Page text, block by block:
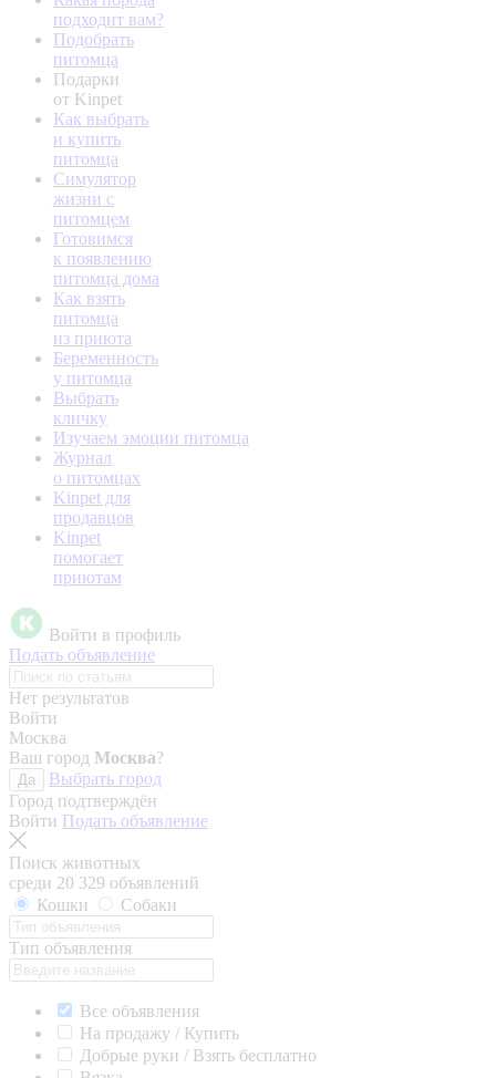
подходит вам?
Подобрать
питомца
Подарки
от Kinpet
Как выбрать
и купить
питомца
Симулятор
жизни с
питомцем
Готовимся
к появлению
питомца дома
Как взять
питомца
из приюта
Беременность
у питомца
Выбрать
кличку
Изучаем эмоции питомца
Журнал
о питомцах
Kinpet для
продавцов
Kinpet
помогает
приютам
Войти в профиль
Подать объявление
Нет результатов
Войти
Москва
Ваш город Москва?
Да
Выбрать город
Город подтверждён
Войти Подать объявление
Поиск животных
среди 20 329 объявлений
Кошки
Собаки
Тип объявления
Все объявления
На продажу / Купить
Добрые руки / Взять бесплатно